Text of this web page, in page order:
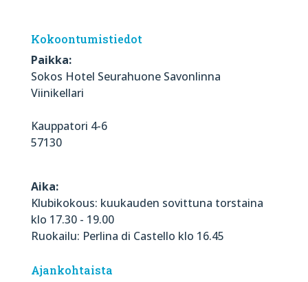
Kokoontumistiedot
Paikka:
Sokos Hotel Seurahuone Savonlinna
Viinikellari
Kauppatori 4-6
57130
Aika:
Klubikokous: kuukauden sovittuna torstaina
klo 17.30 - 19.00
Ruokailu: Perlina di Castello klo 16.45
Ajankohtaista